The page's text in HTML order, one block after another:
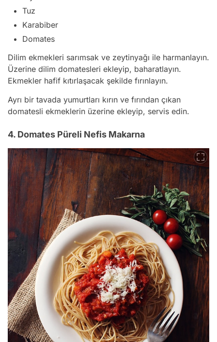
Tuz
Karabiber
Domates
Dilim ekmekleri sarımsak ve zeytinyağı ile harmanlayın.
Üzerine dilim domatesleri ekleyip, baharatlayın.
Ekmekler hafif kıtırlaşacak şekilde fırınlayın.
Ayrı bir tavada yumurtları kırın ve fırından çıkan
domatesli ekmeklerin üzerine ekleyip, servis edin.
4. Domates Püreli Nefis Makarna